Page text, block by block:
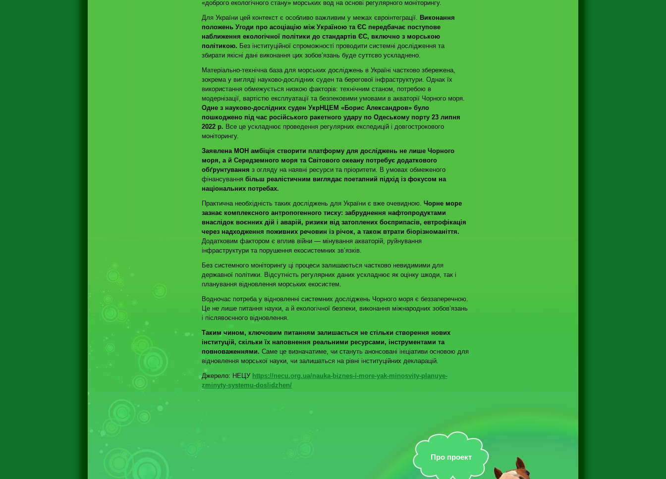
«доброго екологічного стану» морських вод на основі регулярного моніторингу.
Для України цей контекст є особливо важливим у межах євроінтеграції.
Виконання
положень Угоди про асоціацію між Україною та ЄС передбачає поступове
наближення екологічної політики до стандартів ЄС, включно з морською
політикою. Без інституційної спроможності проводити системні дослідження та
збирати якісні дані виконання цих зобов’язань буде суттєво ускладнено.
Матеріально-технічна база для морських досліджень в Україні частково збережена,
зокрема у вигляді науково-дослідних суден та берегової інфраструктури. Однак їх
використання обмежується низкою факторів: технічним станом, потребою в
модернізації, вартістю експлуатації та безпековими умовами в акваторії Чорного моря.
Одне з науково-дослідних суден УкрНЦЕМ «Борис Александров» було
пошкоджено під час російського ракетного удару по Одеському порту 23 липня
2022 р. Все це ускладнює проведення регулярних експедицій і довгострокового
моніторингу.
Заявлена МОН амбіція створити платформу для досліджень не лише Чорного
моря, а й Середземного моря та Світового океану потребує додаткового
обґрунтування з огляду на наявні ресурси та пріоритети. В умовах обмеженого
фінансування більш реалістичним виглядає поетапний підхід із фокусом на
національних потребах.
Практична необхідність таких досліджень для України є вже очевидною. Чорне море
зазнає комплексного антропогенного тиску: забруднення нафтопродуктами
внаслідок воєнних дій і аварій, ризики від затоплених боєприпасів, евтрофікація
через надходження поживних речовин із річок, а також втрати біорізноманіття.
Додатковим фактором є вплив війни — мінування акваторій, руйнування
інфраструктури та порушення екосистемних зв’язків.
Без системного моніторингу ці процеси залишаються частково невидимими для
державної політики. Відсутність регулярних даних ускладнює як оцінку шкоди, так і
планування відновлення морських екосистем.
Водночас потреба у відновленні системних досліджень Чорного моря є беззаперечною.
Це не лише питання науки, а й екологічної безпеки, виконання міжнародних зобов’язань
і післявоєнного відновлення.
Таким чином, ключовим питанням залишається не стільки створення нових
інституцій, скільки їх наповнення реальними ресурсами, інструментами та
повноваженнями. Саме це визначатиме, чи стануть анонсовані ініціативи основою для
відновлення морської науки, чи залишаться на рівні інституційних декларацій.
Джерело: НЕЦУ https://necu.org.ua/nauka-biznes-i-more-yak-minosvity-planuye-
zminyty-systemu-doslidzhen/
Про проект